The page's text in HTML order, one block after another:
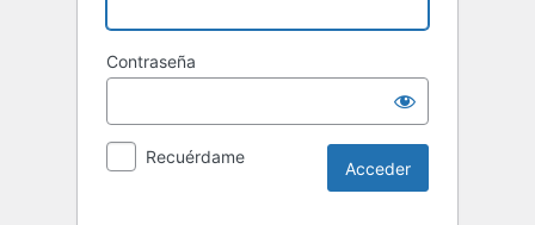
Contraseña
Recuérdame